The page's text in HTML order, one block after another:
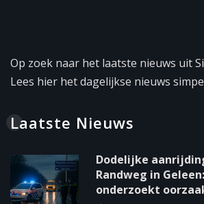
Op zoek naar het laatste nieuws uit
Lees hier het dagelijkse nieuws
Laatste Nieuws
Dodelijke
Randweg in
onderzoekt